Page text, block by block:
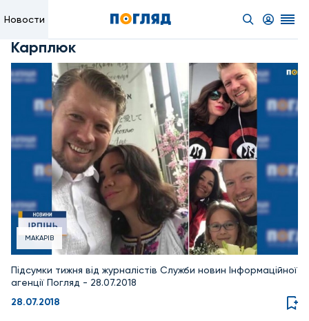
Новости
Карплюк
МАКАРІВ
Підсумки тижня від журналістів Служби новин Інформаційної
агенції Погляд - 28.07.2018
28.07.2018